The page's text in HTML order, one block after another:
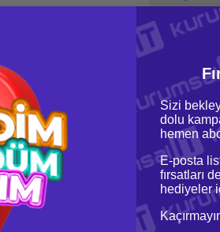
5.188,14 TL
Aya varan
Fiyat
Taksit Seçenekleri
Sizi
dolu
hemen
E-posta
fırsatları
hediyeler